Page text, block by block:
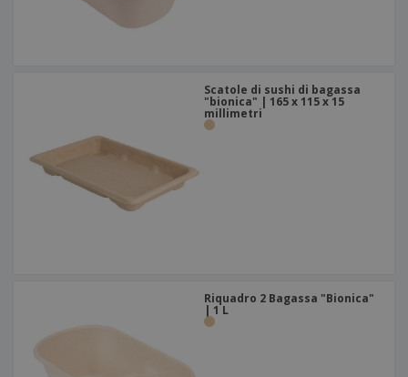
Scatole di sushi di bagassa
"bionica" | 165 x 115 x 15
millimetri
Riquadro 2 Bagassa "Bionica"
| 1 L